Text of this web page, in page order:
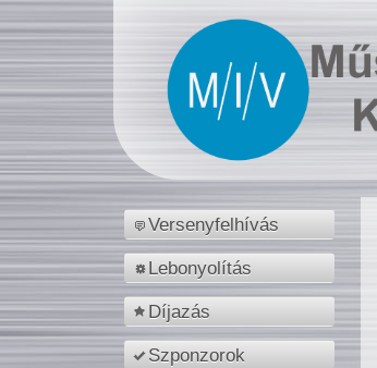
Versenyfelhívás
Lebonyolítás
Díjazás
Szponzorok